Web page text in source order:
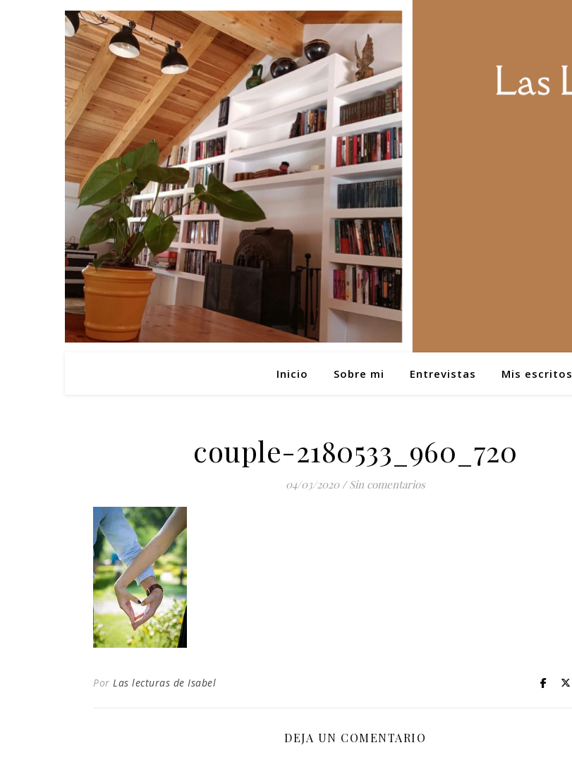
Inicio Sobre mi Entrevistas Mis escritos
couple-2180533_960_720
04/03/2020 / Sin comentarios
Por Las lecturas de Isabel
DEJA UN COMENTARIO